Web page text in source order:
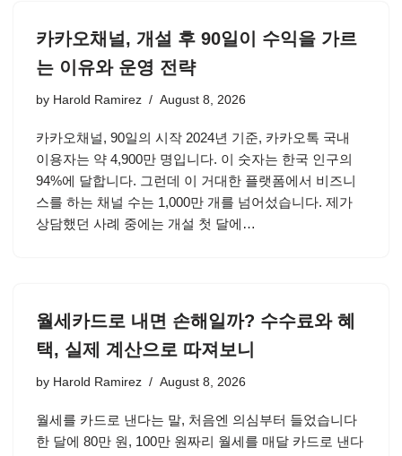
카카오채널, 개설 후 90일이 수익을 가르
는 이유와 운영 전략
by Harold Ramirez August 8, 2026
카카오채널, 90일의 시작 2024년 기준, 카카오톡 국내
이용자는 약 4,900만 명입니다. 이 숫자는 한국 인구의
94%에 달합니다. 그런데 이 거대한 플랫폼에서 비즈니
스를 하는 채널 수는 1,000만 개를 넘어섰습니다. 제가
상담했던 사례 중에는 개설 첫 달에…
월세카드로 내면 손해일까? 수수료와 혜
택, 실제 계산으로 따져보니
by Harold Ramirez August 8, 2026
월세를 카드로 낸다는 말, 처음엔 의심부터 들었습니다
한 달에 80만 원, 100만 원짜리 월세를 매달 카드로 낸다